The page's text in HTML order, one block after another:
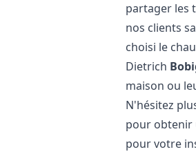
partager les
nos clients
choisi le
Dietrich
maison ou
N'hésitez
pour obtenir
pour votre